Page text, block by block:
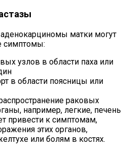
матки могут
симптомы:
узлов в области паха или
в области поясницы или
раковых
например, легкие, печень
привести к симптомам,
этих органов,
или болям в костях.